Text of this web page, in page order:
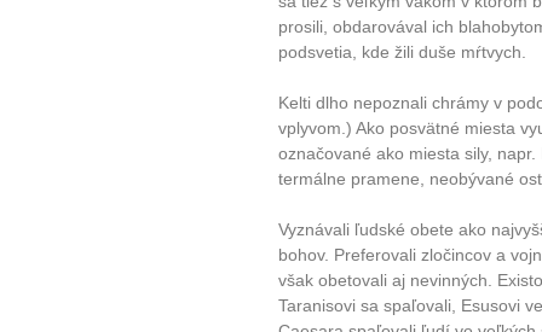
prosili, obdarovával ich
podsvetia, kde žili duše mŕtvych.
Kelti dlho nepoznali chrámy v
vplyvom.) Ako posvätné miesta
označované ako miesta sily,
termálne pramene, neobývané
Vyznávali ľudské obete ako
bohov. Preferovali zločincov a
však obetovali aj nevinných.
Taranisovi sa spaľovali, Esusovi